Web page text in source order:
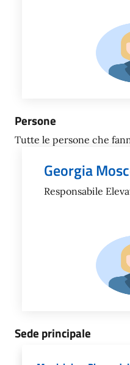
Persone
Tutte le persone che
Georgia
Responsabile
Sede principale